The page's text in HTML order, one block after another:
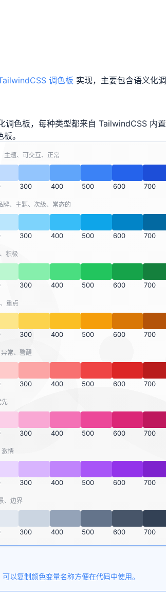
调色板 实现，主要包含语义化
调色板，每种类型都来自 TailwindCSS 内
。
主题、可交互、正常
300 400 500 600 700
牌、主题、次级、常态的
300 400 500 600 700
积极
300 400 500 600 700
重点
300 400 500 600 700
常、警醒
300 400 500 600 700
先
300 400 500 600 700
激情
300 400 500 600 700
、边界
300 400 500 600 700
以复制颜色变量名称方便在代码中使用。